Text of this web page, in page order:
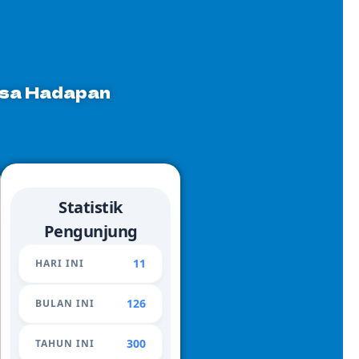
Hadapan
Statistik
Pengunjung
HARI INI 11
BULAN INI 126
TAHUN INI 300